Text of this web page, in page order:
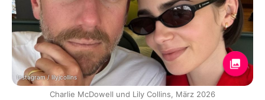
Instagram / lilyjcollins
Charlie McDowell und Lily Collins, März 2026